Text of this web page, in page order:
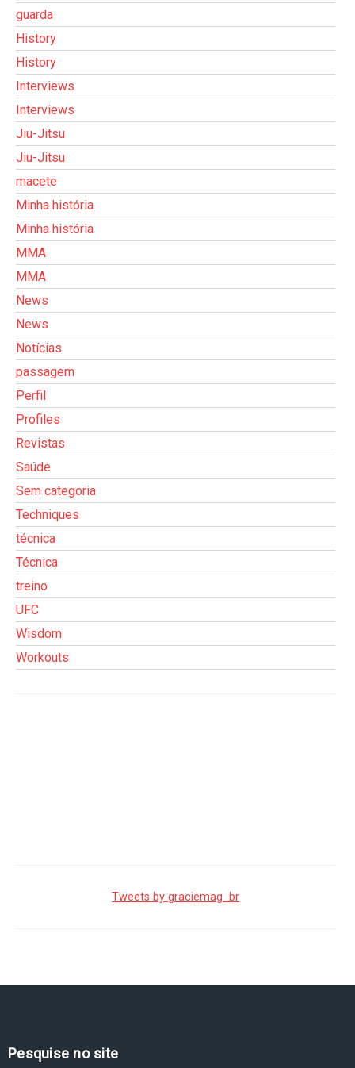
guarda
History
History
Interviews
Interviews
Jiu-Jitsu
Jiu-Jitsu
macete
Minha história
Minha história
MMA
MMA
News
News
Notícias
passagem
Perfil
Profiles
Revistas
Saúde
Sem categoria
Techniques
técnica
Técnica
treino
UFC
Wisdom
Workouts
Tweets by graciemag_br
Pesquise no site